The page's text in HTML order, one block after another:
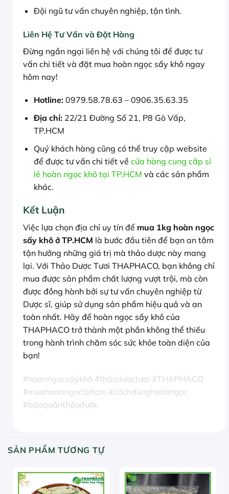
Đội ngũ tư vấn chuyên nghiệp, tận tình.
Liên Hệ Tư Vấn và Đặt Hàng
Đừng ngần ngại liên hệ với chúng tôi để được tư
vấn chi tiết và đặt mua hoàn ngọc sấy khô ngay
hôm nay!
Hotline:0979.58.78.63 – 0906.35.63.35
Địa chỉ:22/21 Đường Số 21, P8 Gò Vấp,
TP.HCM
Quý khách hàng cũng có thể truy cập website
để được tư vấn chi tiết về cửa hàng cung cấp sỉ
lẻ hoàn ngọc khô tại TP.HCM và các sản phẩm
khác.
Kết Luận
Việc lựa chọn địa chỉ uy tín để mua 1kg hoàn ngọc
sấy khô ở TP.HCM là bước đầu tiên để bạn an tâm
tận hưởng những giá trị mà thảo dược này mang
lại. Với Thảo Dược Tươi THAPHACO, bạn không chỉ
mua được sản phẩm chất lượng vượt trội, mà còn
được đồng hành bởi sự tư vấn chuyên nghiệp từ
Dược sĩ, giúp sử dụng sản phẩm hiệu quả và an
toàn nhất. Hãy để hoàn ngọc sấy khô của
THAPHACO trở thành một phần không thể thiếu
trong hành trình chăm sóc sức khỏe toàn diện của
bạn!
#hoanngocsấykhô #thảodượctươi #THAPHACO
#muahoànngọctphcm #cáchdùnghoànngọc
#bảoquảnthảodược
SẢN PHẨM TƯƠNG TỰ